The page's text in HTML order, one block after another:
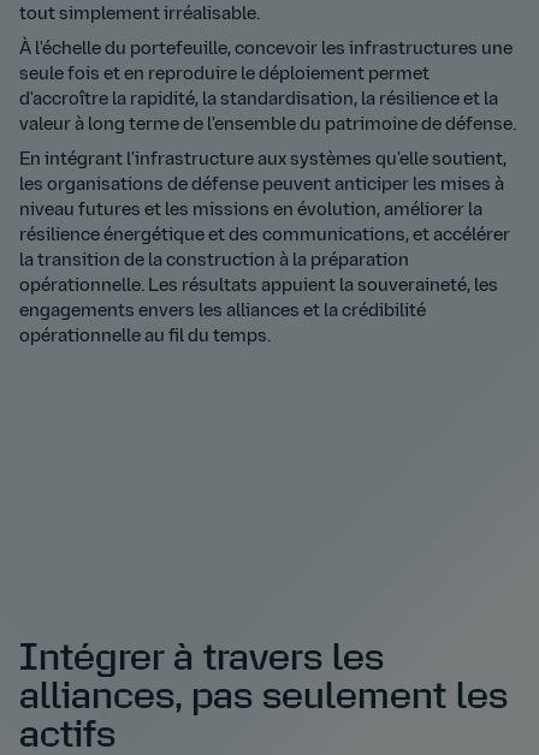
tout simplement irréalisable.
À l'échelle du portefeuille, concevoir les infrastructures une
seule fois et en reproduire le déploiement permet
d'accroître la rapidité, la standardisation, la résilience et la
valeur à long terme de l'ensemble du patrimoine de défense.
En intégrant l'infrastructure aux systèmes qu'elle soutient,
les organisations de défense peuvent anticiper les mises à
niveau futures et les missions en évolution, améliorer la
résilience énergétique et des communications, et accélérer
la transition de la construction à la préparation
opérationnelle. Les résultats appuient la souveraineté, les
engagements envers les alliances et la crédibilité
opérationnelle au fil du temps.
Intégrer à travers les
alliances, pas seulement les
actifs